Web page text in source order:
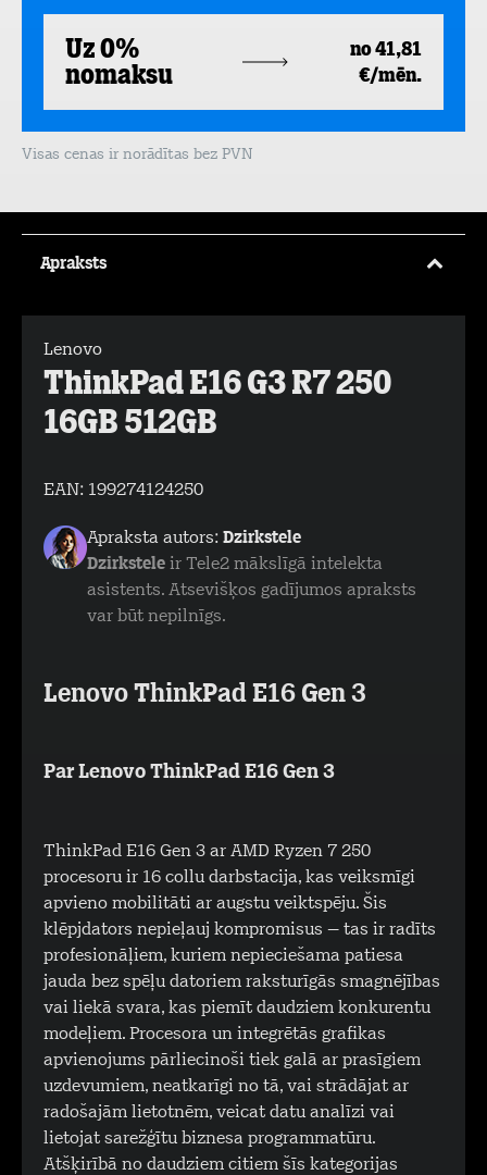
Uz 0%
nomaksu
no 41,81
€/mēn.
Visas cenas ir norādītas bez PVN
Apraksts
Lenovo
ThinkPad E16 G3 R7 250
16GB 512GB
EAN: 199274124250
Apraksta autors: Dzirkstele
Dzirkstele ir Tele2 mākslīgā intelekta
asistents. Atsevišķos gadījumos apraksts
var būt nepilnīgs.
Lenovo ThinkPad E16 Gen 3
Par Lenovo ThinkPad E16 Gen 3
ThinkPad E16 Gen 3 ar AMD Ryzen 7 250
procesoru ir 16 collu darbstacija, kas veiksmīgi
apvieno mobilitāti ar augstu veiktspēju. Šis
klēpjdators nepieļauj kompromisus – tas ir radīts
profesionāļiem, kuriem nepieciešama patiesa
jauda bez spēļu datoriem raksturīgās smagnējības
vai liekā svara, kas piemīt daudziem konkurentu
modeļiem. Procesora un integrētās grafikas
apvienojums pārliecinoši tiek galā ar prasīgiem
uzdevumiem, neatkarīgi no tā, vai strādājat ar
radošajām lietotnēm, veicat datu analīzi vai
lietojat sarežģītu biznesa programmatūru.
Atšķirībā no daudziem citiem šīs kategorijas